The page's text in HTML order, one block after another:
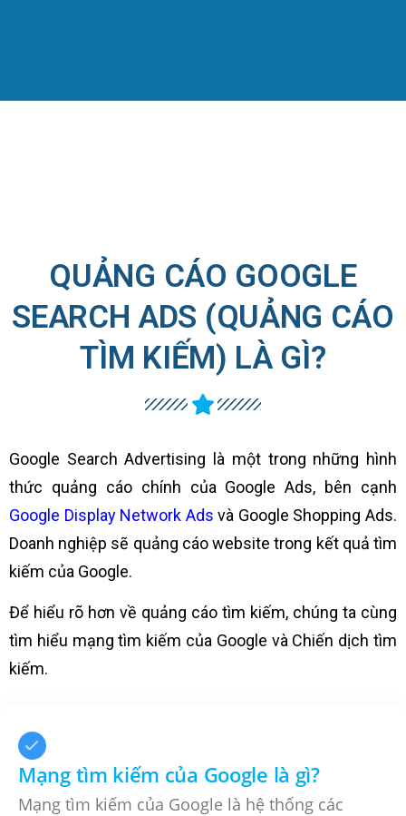
QUẢNG CÁO GOOGLE
SEARCH ADS (QUẢNG CÁO
TÌM KIẾM) LÀ GÌ?
Google Search Advertising là một trong những hình
thức quảng cáo chính của Google Ads, bên cạnh
Google Display Network Ads và Google Shopping Ads.
Doanh nghiệp sẽ quảng cáo website trong kết quả tìm
kiếm của Google.
Để hiểu rõ hơn về quảng cáo tìm kiếm, chúng ta cùng
tìm hiểu mạng tìm kiếm của Google và Chiến dịch tìm
kiếm.
Mạng tìm kiếm của Google là gì?
Mạng tìm kiếm của Google là hệ thống các